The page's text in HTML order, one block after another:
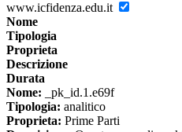
www.icfidenza.edu.it
Nome
Tipologia
Proprieta
Descrizione
Durata
Nome: _pk_id.1.e69f
Tipologia: analitico
Proprieta: Prime Parti